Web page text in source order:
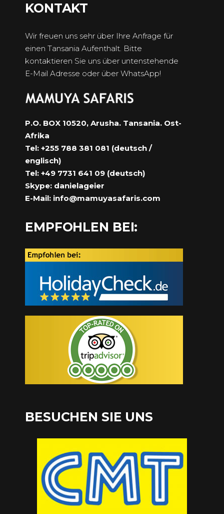
KONTAKT
Wir freuen uns sehr über Ihre Anfrage für
einen Tansania Aufenthalt. Bitte
kontaktieren Sie uns über untenstehende
E-Mail Adresse oder über WhatsApp!
P.O. BOX 10520, Arusha. Tansania. Ost-
Afrika
Tel: +255 788 381 081 (deutsch /
englisch)
Tel: +49 7731 641 09 (deutsch)
Skype: danielageier
E-Mail: info@mamuyasafaris.com
EMPFOHLEN BEI:
BESUCHEN SIE UNS